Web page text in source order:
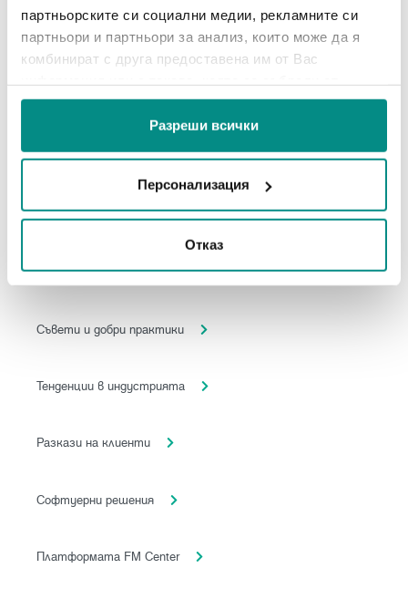
партньорските си социални медии, рекламните си
партньори и партньори за анализ, които може да я
комбинират с друга предоставена им от Вас
ползването от Ваша страна на услугите им.
Разреши всички
Персонализация
Отказ
09.08.2017
Категории
Събития
Съвети и добри практики
Тенденции в индустрията
Разкази на клиенти
Софтуерни решения
Платформата FM Center